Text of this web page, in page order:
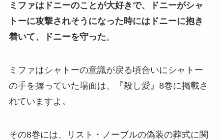
ミファはドニーのことが大好きで、ドニーがシャ
トーに攻撃されそうになった時にはドニーに抱き
着いて、ドニーを守った。
ミファはシャトーの意識が戻る頃合いにシャトー
の手を握っていた場面は、『殺し愛』8巻に掲載さ
れていますよ。
その8巻には、リスト・ノーブルの偽装の葬式に関